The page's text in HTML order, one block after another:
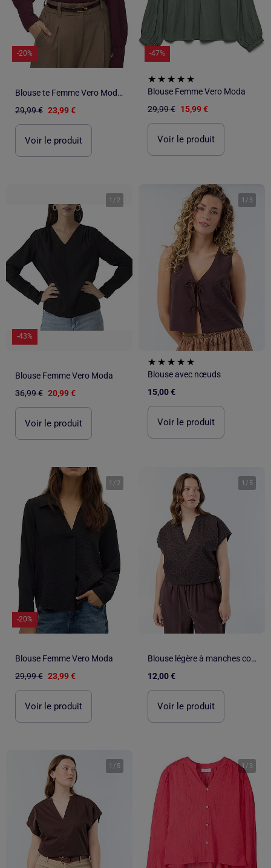
-20%
Blouse te Femme Vero Moda Mesme
29,99 € 23,99 €
Voir le produit
-47%
Blouse Femme Vero Moda
29,99 € 15,99 €
Voir le produit
1 / 2
-43%
Blouse Femme Vero Moda
36,99 € 20,99 €
Voir le produit
1 / 3
Blouse avec nœuds
15,00 €
Voir le produit
1 / 2
-20%
Blouse Femme Vero Moda
29,99 € 23,99 €
Voir le produit
1 / 5
Blouse légère à manches courtes
12,00 €
Voir le produit
1 / 5 1 / 3